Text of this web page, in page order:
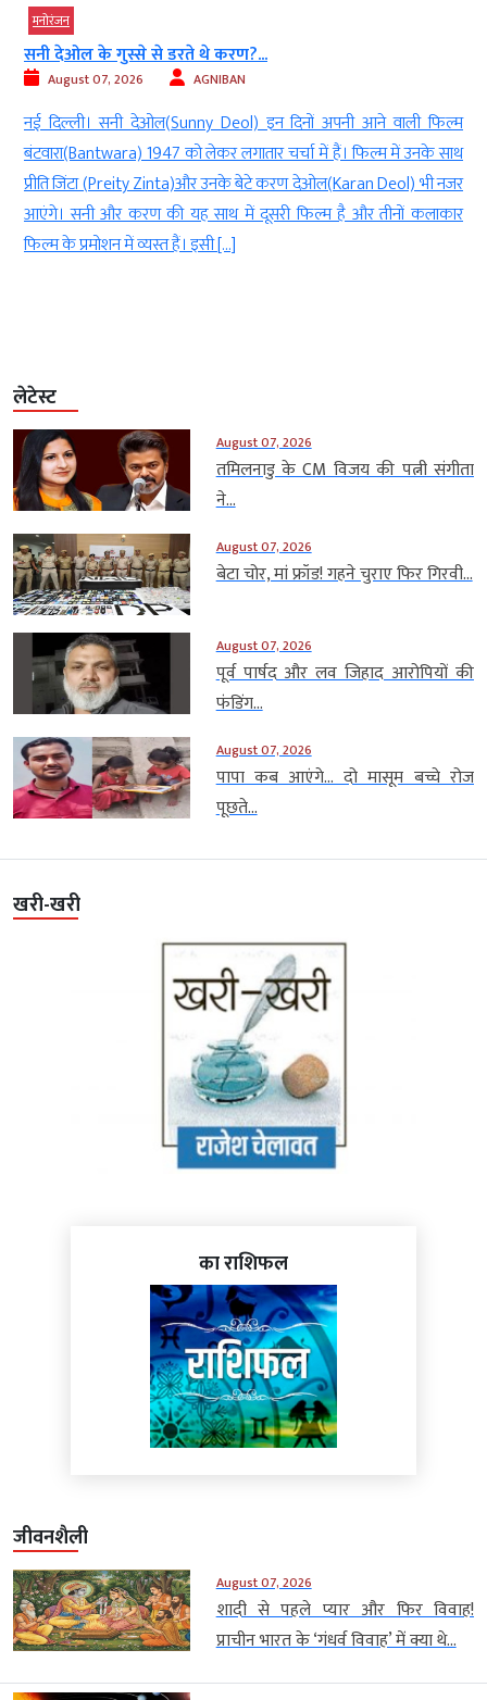
मनोरंजन
सनी देओल के गुस्से से डरते थे करण?...
August 07, 2026 AGNIBAN
नई दिल्ली। सनी देओल(Sunny Deol) इन दिनों अपनी आने वाली फिल्म
बंटवारा(Bantwara) 1947 को लेकर लगातार चर्चा में हैं। फिल्म में उनके साथ
प्रीति जिंटा (Preity Zinta)और उनके बेटे करण देओल(Karan Deol) भी नजर
आएंगे। सनी और करण की यह साथ में दूसरी फिल्म है और तीनों कलाकार
फिल्म के प्रमोशन में व्यस्त हैं। इसी […]
लेटेस्ट
August 07, 2026
तमिलनाडु के CM विजय की पत्नी संगीता
ने...
August 07, 2026
बेटा चोर, मां फ्रॉड! गहने चुराए फिर गिरवी...
August 07, 2026
पूर्व पार्षद और लव जिहाद आरोपियों की
फंडिंग...
August 07, 2026
पापा कब आएंगे… दो मासूम बच्चे रोज
पूछते...
खरी-खरी
का राशिफल
जीवनशैली
August 07, 2026
शादी से पहले प्यार और फिर विवाह!
प्राचीन भारत के ‘गंधर्व विवाह’ में क्या थे...